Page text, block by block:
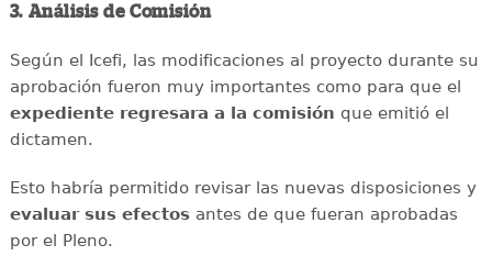
3. Análisis de Comisión
Según el Icefi, las modificaciones al proyecto durante su
aprobación fueron muy importantes como para que el
expediente regresara a la comisión que emitió el
dictamen.
Esto habría permitido revisar las nuevas disposiciones y
evaluar sus efectosantes de que fueran aprobadas
por el Pleno.